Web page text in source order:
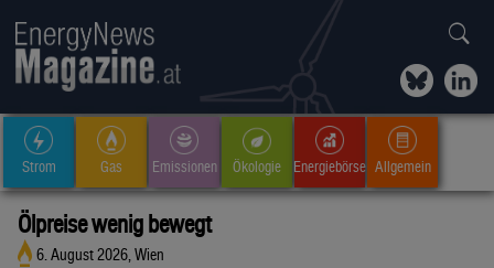
Strom Gas Emissionen Ökologie Energiebörse Allgemein
Ölpreise wenig bewegt
6. August 2026, Wien